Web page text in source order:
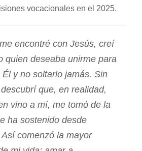
vocacionales en el 2025.
encontré con Jesús, creí
quien deseaba unirme para
y no soltarlo jamás. Sin
que, en realidad,
vino a mí, me tomó de la
ha sostenido desde
comenzó la mayor